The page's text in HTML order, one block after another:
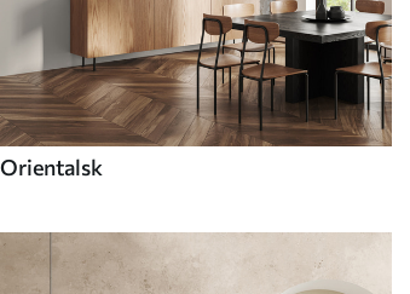
Orientalsk